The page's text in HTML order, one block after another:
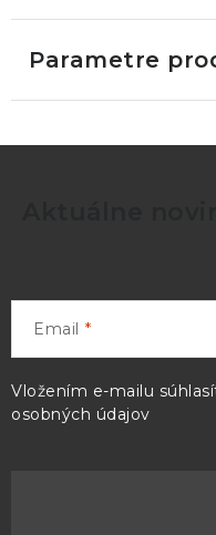
Parametre
Email
Vložením e-mailu
osobných údajov